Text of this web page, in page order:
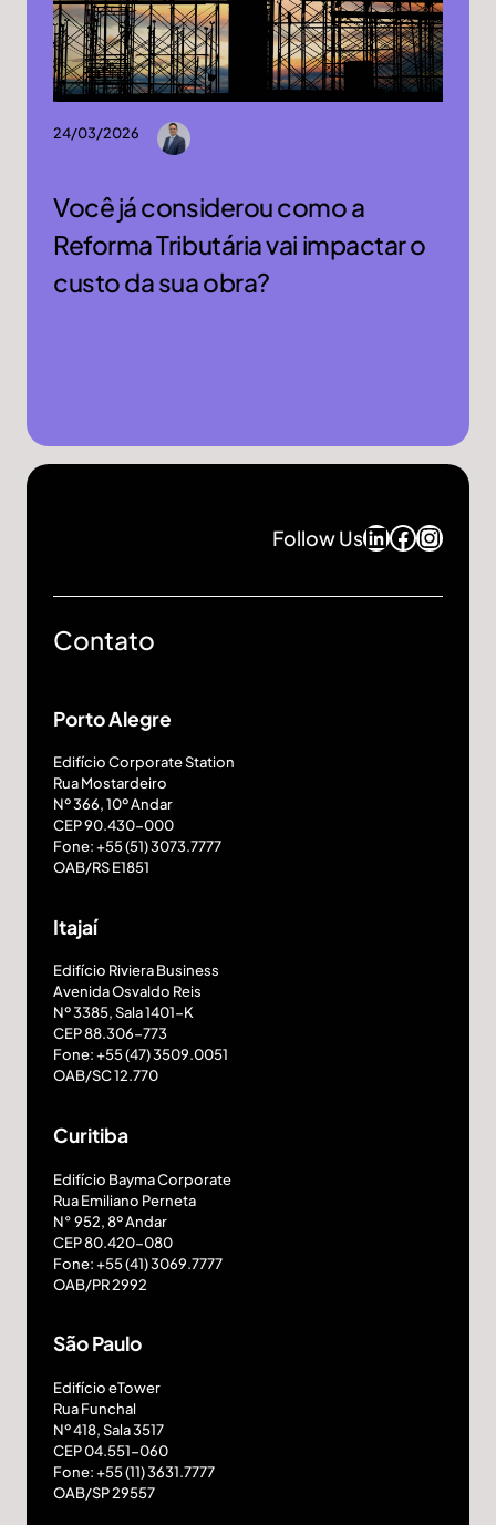
24/03/2026
Você já considerou como a
Reforma Tributária vai impactar o
custo da sua obra?
Follow UsLinkedIn
Contato
Porto Alegre
Edifício Corporate Station
Rua Mostardeiro
Nº 366, 10º Andar
CEP 90.430-000
Fone: +55 (51) 3073.7777
OAB/RS E1851
Itajaí
Edifício Riviera Business
Avenida Osvaldo Reis
Nº 3385, Sala 1401-K
CEP 88.306-773
Fone: +55 (47) 3509.0051
OAB/SC 12.770
Curitiba
Edifício Bayma Corporate
Rua Emiliano Perneta
N° 952, 8º Andar
CEP 80.420-080
Fone: +55 (41) 3069.7777
OAB/PR 2992
São Paulo
Edifício eTower
Rua Funchal
Nº 418, Sala 3517
CEP 04.551-060
Fone: +55 (11) 3631.7777
OAB/SP 29557